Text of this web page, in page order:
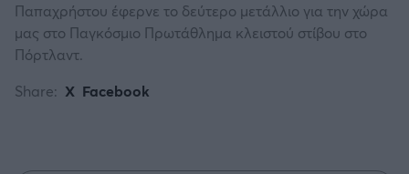
Παπαχρήστου έφερνε το δεύτερο μετάλλιο για την χώρα
μας στο Παγκόσμιο Πρωτάθλημα κλειστού στίβου στο
Πόρτλαντ.
Share: X Facebook